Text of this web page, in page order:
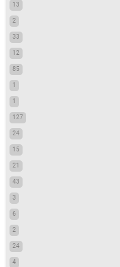
13
2
33
12
85
1
1
127
24
15
21
43
3
6
2
24
4